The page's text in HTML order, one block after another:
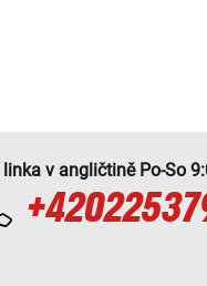
v angličtině Po-So